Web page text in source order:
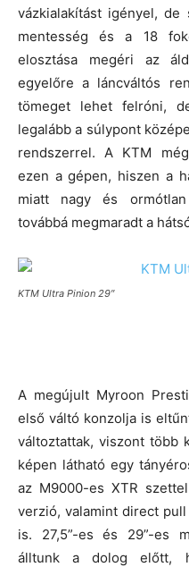
vázkialakítást igényel, de
mentesség és a 18
elosztása megéri az
egyelőre a láncváltós
tömeget lehet felróni,
legalább a súlypont
rendszerrel. A KTM
ezen a gépen, hiszen a
miatt nagy és
továbbá megmaradt a
KTM Ultra Pinion 29″
A megújult Myroon
első váltó konzolja is
változtattak, viszont több
képen látható egy
az M9000-es XTR
verzió, valamint direct
is. 27,5”-es és 29”-es
álltunk a dolog előtt,